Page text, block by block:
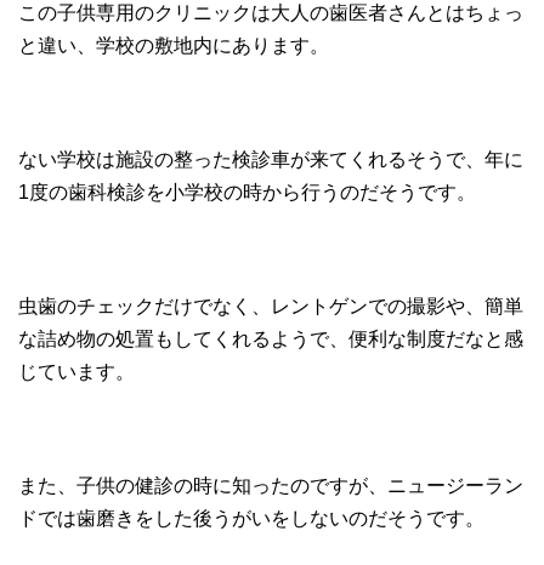
この子供専用のクリニックは大人の歯医者さんとはちょっ
と違い、学校の敷地内にあります。
ない学校は施設の整った検診車が来てくれるそうで、年に
1度の歯科検診を小学校の時から行うのだそうです。
虫歯のチェックだけでなく、レントゲンでの撮影や、簡単
な詰め物の処置もしてくれるようで、便利な制度だなと感
じています。
また、子供の健診の時に知ったのですが、ニュージーラン
ドでは歯磨きをした後うがいをしないのだそうです。